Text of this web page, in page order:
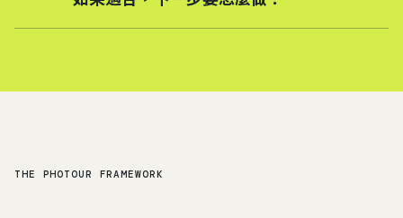
THE PHOTOUR FRAMEWORK